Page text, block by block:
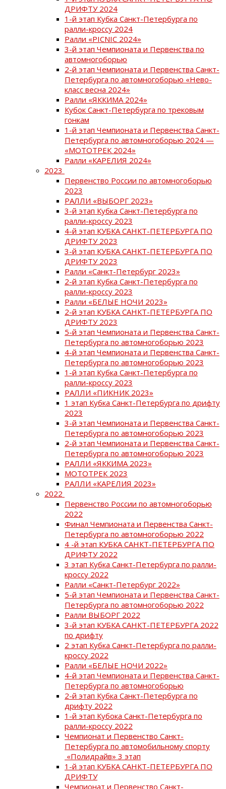
ДРИФТУ 2024
1-й этап Кубка Санкт-Петербурга по
ралли-кроссу 2024
Ралли «PICNIC 2024»
3-й этап Чемпионата и Первенства по
автомногоборью
2-й этап Чемпионата и Первенства Санкт-
Петербурга по автомногоборью «Нево-
класс весна 2024»
Ралли «ЯККИМА 2024»
Кубок Санкт-Петербурга по трековым
гонкам
1-й этап Чемпионата и Первенства Санкт-
Петербурга по автомногоборью 2024 —
«МОТОТРЕК 2024»
Ралли «КАРЕЛИЯ 2024»
2023
Первенство России по автомногоборью
2023
РАЛЛИ «ВЫБОРГ 2023»
3-й этап Кубка Санкт-Петербурга по
ралли-кроссу 2023
4-й этап КУБКА САНКТ-ПЕТЕРБУРГА ПО
ДРИФТУ 2023
3-й этап КУБКА САНКТ-ПЕТЕРБУРГА ПО
ДРИФТУ 2023
Ралли «Санкт-Петербург 2023»
2-й этап Кубка Санкт-Петербурга по
ралли-кроссу 2023
Ралли «БЕЛЫЕ НОЧИ 2023»
2-й этап КУБКА САНКТ-ПЕТЕРБУРГА ПО
ДРИФТУ 2023
5-й этап Чемпионата и Первенства Санкт-
Петербурга по автомногоборью 2023
4-й этап Чемпионата и Первенства Санкт-
Петербурга по автомногоборью 2023
1-й этап Кубка Санкт-Петербурга по
ралли-кроссу 2023
РАЛЛИ «ПИКНИК 2023»
1 этап Кубка Санкт-Петербурга по дрифту
2023
3-й этап Чемпионата и Первенства Санкт-
Петербурга по автомногоборью 2023
2-й этап Чемпионата и Первенства Санкт-
Петербурга по автомногоборью 2023
РАЛЛИ «ЯККИМА 2023»
МОТОТРЕК 2023
РАЛЛИ «КАРЕЛИЯ 2023»
2022
Первенство России по автомногоборью
2022
Финал Чемпионата и Первенства Санкт-
Петербурга по автомногоборью 2022
4 -й этап КУБКА САНКТ-ПЕТЕРБУРГА ПО
ДРИФТУ 2022
3 этап Кубка Санкт-Петербурга по ралли-
кроссу 2022
Ралли «Санкт-Петербург 2022»
5-й этап Чемпионата и Первенства Санкт-
Петербурга по автомногоборью 2022
Ралли ВЫБОРГ 2022
3-й этап КУБКА САНКТ-ПЕТЕРБУРГА 2022
по дрифту
2 этап Кубка Санкт-Петербурга по ралли-
кроссу 2022
Ралли «БЕЛЫЕ НОЧИ 2022»
4-й этап Чемпионата и Первенства Санкт-
Петербурга по автомногоборью
2-й этап Кубка Санкт-Петербурга по
дрифту 2022
1-й этап Кубока Санкт-Петербурга по
ралли-кроссу 2022
Чемпионат и Первенство Санкт-
Петербурга по автомобильному спорту
«Полидрайв» 3 этап
1-й этап КУБКА САНКТ-ПЕТЕРБУРГА ПО
ДРИФТУ
Чемпионат и Первенство Санкт-